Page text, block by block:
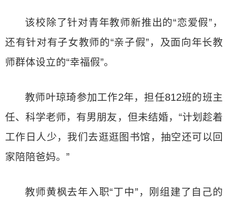
该校除了针对青年教师新推出的“恋爱假”，
还有针对有子女教师的“亲子假”，及面向年长教
师群体设立的“幸福假”。
教师叶琼琦参加工作2年，担任812班的班主
任、科学老师，有男朋友，但未结婚，“计划趁着
工作日人少，我们去逛逛图书馆，抽空还可以回
家陪陪爸妈。”
教师黄枫去年入职“丁中”，刚组建了自己的